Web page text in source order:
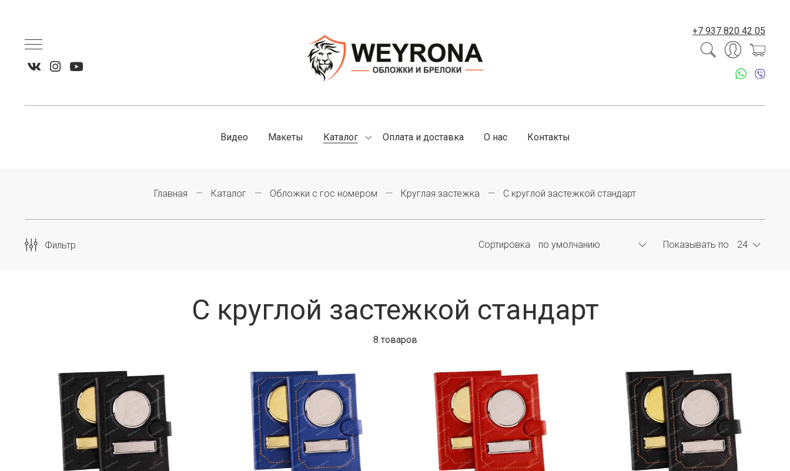
+7 937 820 42 05
Видео Макеты Каталог Оплата и доставка О нас Контакты
Главная Каталог Обложки с гос номером Круглая застежка С круглой застежкой стандарт
Фильтр Сортировка Показывать по
С круглой застежкой стандарт
8 товаров